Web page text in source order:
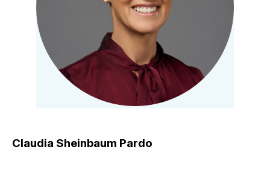
Claudia Sheinbaum Pardo